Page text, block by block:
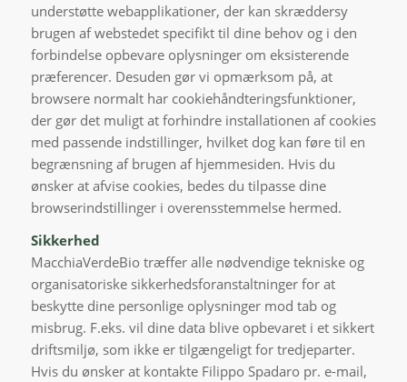
understøtte webapplikationer, der kan skræddersy
brugen af webstedet specifikt til dine behov og i den
forbindelse opbevare oplysninger om eksisterende
præferencer. Desuden gør vi opmærksom på, at
browsere normalt har cookiehåndteringsfunktioner,
der gør det muligt at forhindre installationen af cookies
med passende indstillinger, hvilket dog kan føre til en
begrænsning af brugen af hjemmesiden. Hvis du
ønsker at afvise cookies, bedes du tilpasse dine
browserindstillinger i overensstemmelse hermed.
Sikkerhed
MacchiaVerdeBio træffer alle nødvendige tekniske og
organisatoriske sikkerhedsforanstaltninger for at
beskytte dine personlige oplysninger mod tab og
misbrug. F.eks. vil dine data blive opbevaret i et sikkert
driftsmiljø, som ikke er tilgængeligt for tredjeparter.
Hvis du ønsker at kontakte Filippo Spadaro pr. e-mail,